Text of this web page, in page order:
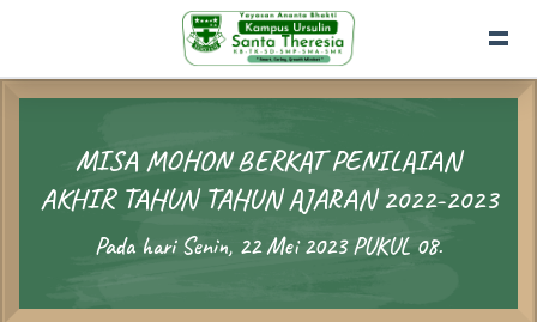
MISA MOHON BERKAT PENILAIAN
AKHIR TAHUN TAHUN AJARAN 2022-2023
Pada hari Senin, 22 Mei 2023 PUKUL 08.